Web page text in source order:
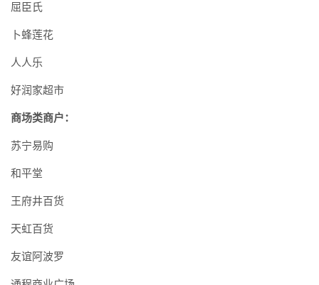
屈臣氏
卜蜂莲花
人人乐
好润家超市
商场类商户：
苏宁易购
和平堂
王府井百货
天虹百货
友谊阿波罗